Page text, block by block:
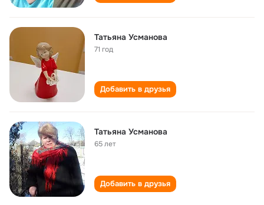
Татьяна Усманова
71 год
Добавить в друзья
Татьяна Усманова
65 лет
Добавить в друзья